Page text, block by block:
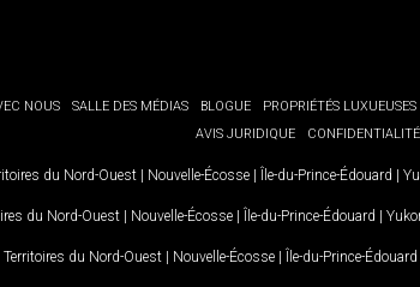
NOUS SALLE DES MÉDIAS BLOGUE PROPRIÉTÉS LUXUEUSES
AVIS JURIDIQUE
CONFIDENTIALITÉ
du Nord-Ouest | Nouvelle-Écosse | Île-du-Prince-Édouard |
du Nord-Ouest | Nouvelle-Écosse | Île-du-Prince-Édouard |
Territoires du Nord-Ouest | Nouvelle-Écosse | Île-du-Prince-Édouard